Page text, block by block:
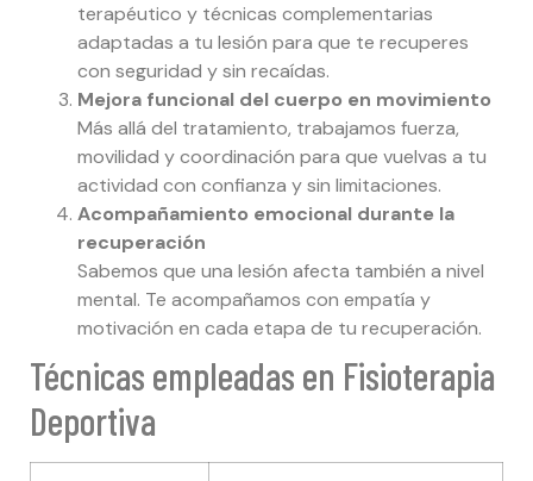
terapéutico y técnicas complementarias
adaptadas a tu lesión para que te recuperes
con seguridad y sin recaídas.
Mejora funcional del cuerpo en movimiento
Más allá del tratamiento, trabajamos fuerza,
movilidad y coordinación para que vuelvas a tu
actividad con confianza y sin limitaciones.
Acompañamiento emocional durante la
recuperación
Sabemos que una lesión afecta también a nivel
mental. Te acompañamos con empatía y
motivación en cada etapa de tu recuperación.
Técnicas empleadas en Fisioterapia
Deportiva